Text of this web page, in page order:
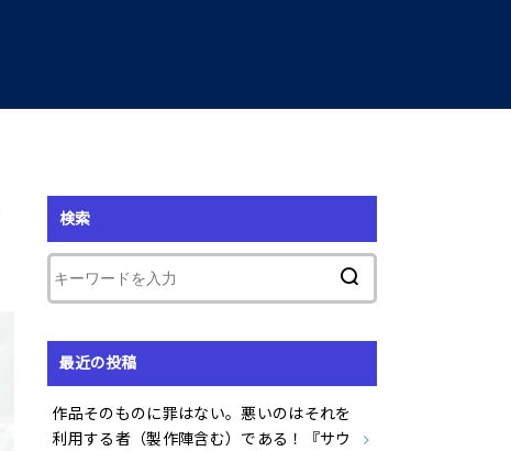
検索
最近の投稿
作品そのものに罪はない。悪いのはそれを
利用する者（製作陣含む）である！『サウ